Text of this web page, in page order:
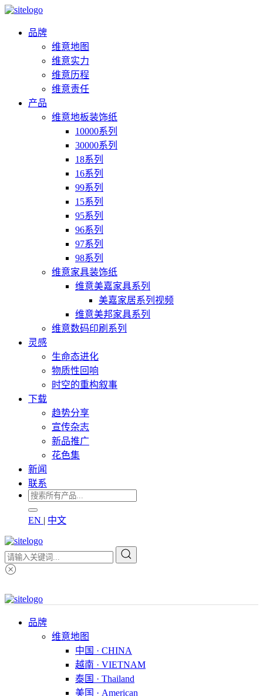
品牌
维意地图
维意实力
维意历程
维意责任
产品
维意地板装饰纸
10000系列
30000系列
18系列
16系列
99系列
15系列
95系列
96系列
97系列
98系列
维意家具装饰纸
维意美嘉家具系列
美嘉家居系列视频
维意美邦家具系列
维意数码印刷系列
灵感
生命态进化
物质性回响
时空的重构叙事
下载
趋势分享
宣传杂志
新品推广
花色集
新闻
联系
EN | 中文
品牌
维意地图
中国 · CHINA
越南 · VIETNAM
泰国 · Thailand
美国 · American